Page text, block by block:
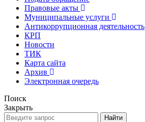
Правовые акты
Муниципальные услуги
Антикоррупционная деятельность
КРП
Новости
ТИК
Карта сайта
Архив
Электронная очередь
Поиск
Закрыть
Найти